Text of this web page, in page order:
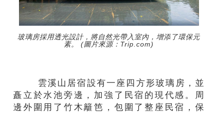
玻璃房採用透光設計，將自然光帶入室內，增添了環保元
素。 (圖片來源：Trip.com)
雲溪山居宿設有一座四方形玻璃房，並
矗立於水池旁邊，加強了民宿的現代感。周
邊外圍用了竹木籬笆，包圍了整座民宿，保